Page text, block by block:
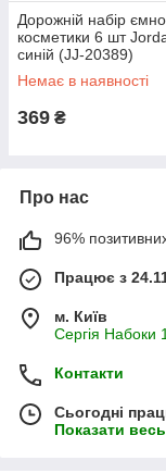
Дорожній набір
косметики 6 шт
синій (JJ-20389)
Немає в наявності
369 ₴
Про нас
96% позитивних
Працює з
м. Київ
Сергія Набоки
Контакти
Сьогодні
Показати